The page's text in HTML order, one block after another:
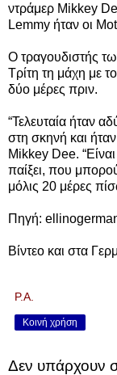
ντράμερ Mikkey
Lemmy ήταν οι
Ο τραγουδιστής
Τρίτη τη μάχη με
δύο μέρες πριν.
“Τελευταία ήταν
στη σκηνή και
Mikkey Dee.
παίξει, που
μόλις 20 μέρες
Πηγή:
Βίντεο και στα
P.A.
Κοινή χρήση
Δεν υπάρχουν